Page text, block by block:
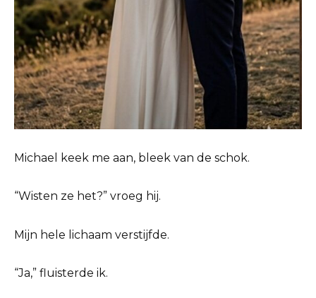
Michael keek me aan, bleek van de schok.
“Wisten ze het?” vroeg hij.
Mijn hele lichaam verstijfde.
“Ja,” fluisterde ik.